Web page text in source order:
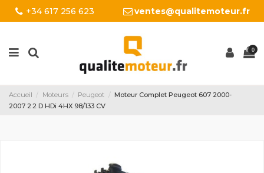
+34 617 256 623 ventes@qualitemoteur.fr
0
Accueil Moteurs Peugeot
Moteur Complet Peugeot 607 2000-
2007 2.2 D HDi 4HX 98/133 CV